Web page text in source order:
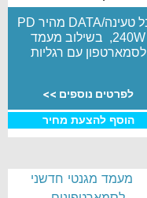
כבל טעינה/DATA מהיר PD
240W, בשילוב מעמד
לסמארטפון עם רגליות
לפרטים נוספים >>
הוסף להצעת מחיר